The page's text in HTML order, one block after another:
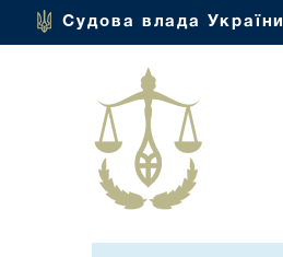
Судова влада України